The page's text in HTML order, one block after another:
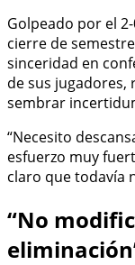
Golpeado por el
cierre de
sinceridad en
de sus jugadores,
sembrar
“Necesito
esfuerzo muy
claro que todavía
“No